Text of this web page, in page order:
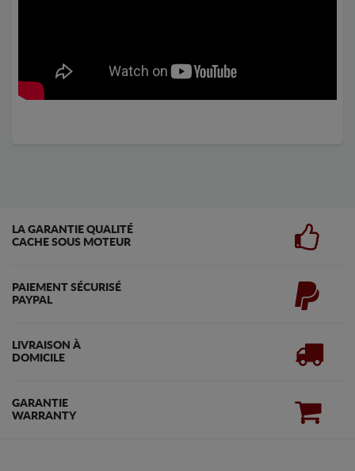
LA GARANTIE QUALITÉ
CACHE SOUS MOTEUR
PAIEMENT SÉCURISÉ
PAYPAL
LIVRAISON À
DOMICILE
GARANTIE
WARRANTY